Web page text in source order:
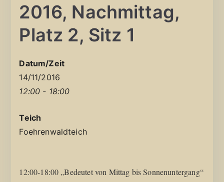
2016, Nachmittag,
Platz 2, Sitz 1
Datum/Zeit
14/11/2016
12:00 - 18:00
Teich
Foehrenwaldteich
12:00-18:00 „Bedeutet von Mittag bis Sonnenuntergang“